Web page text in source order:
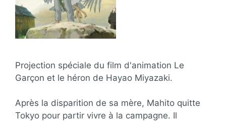
Projection spéciale du film d'animation Le
Garçon et le héron de Hayao Miyazaki.
Après la disparition de sa mère, Mahito quitte
Tokyo pour partir vivre à la campagne. Il